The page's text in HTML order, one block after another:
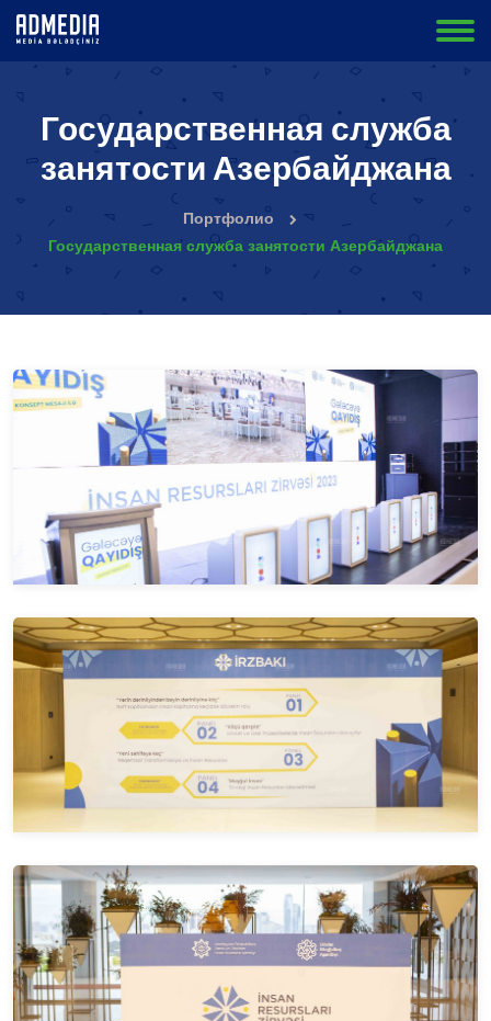
Государственная служба
занятости Азербайджана
Портфолио
Государственная служба занятости Азербайджана